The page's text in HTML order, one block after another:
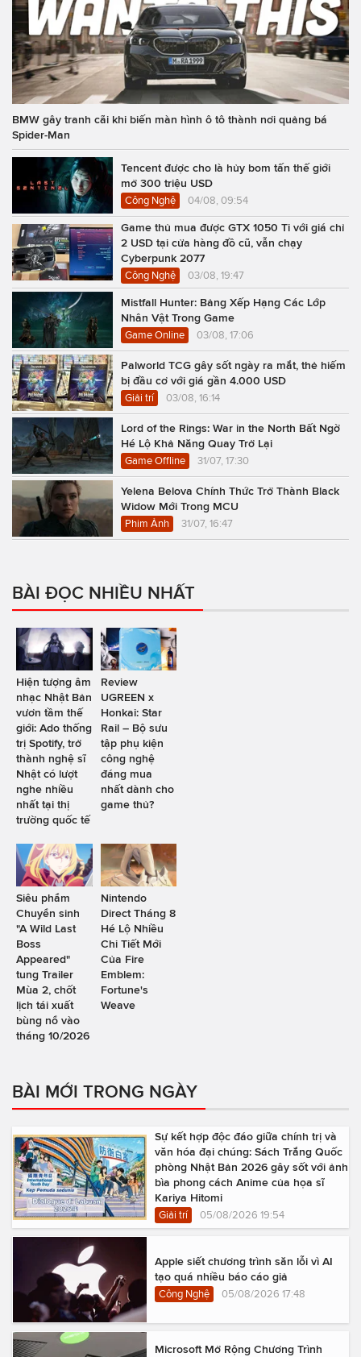
BMW gây tranh cãi khi biến màn hình ô tô thành nơi quảng bá
Spider-Man
Tencent được cho là hủy bom tấn thế giới
mở 300 triệu USD
Công Nghệ 04/08, 09:54
Game thủ mua được GTX 1050 Ti với giá chỉ
2 USD tại cửa hàng đồ cũ, vẫn chạy
Cyberpunk 2077
Công Nghệ 03/08, 19:47
Mistfall Hunter: Bảng Xếp Hạng Các Lớp
Nhân Vật Trong Game
Game Online 03/08, 17:06
Palworld TCG gây sốt ngày ra mắt, thẻ hiếm
bị đầu cơ với giá gần 4.000 USD
Giải trí 03/08, 16:14
Lord of the Rings: War in the North Bất Ngờ
Hé Lộ Khả Năng Quay Trở Lại
Game Offline 31/07, 17:30
Yelena Belova Chính Thức Trở Thành Black
Widow Mới Trong MCU
Phim Ảnh 31/07, 16:47
BÀI ĐỌC NHIỀU NHẤT
Hiện tượng âm
nhạc Nhật Bản
vươn tầm thế
giới: Ado thống
trị Spotify, trở
thành nghệ sĩ
Nhật có lượt
nghe nhiều
nhất tại thị
trường quốc tế
Review
UGREEN x
Honkai: Star
Rail – Bộ sưu
tập phụ kiện
công nghệ
đáng mua
nhất dành cho
game thủ?
Siêu phẩm
Chuyển sinh
"A Wild Last
Boss
Appeared"
tung Trailer
Mùa 2, chốt
lịch tái xuất
bùng nổ vào
tháng 10/2026
Nintendo
Direct Tháng 8
Hé Lộ Nhiều
Chi Tiết Mới
Của Fire
Emblem:
Fortune's
Weave
BÀI MỚI TRONG NGÀY
Sự kết hợp độc đáo giữa chính trị và
văn hóa đại chúng: Sách Trắng Quốc
phòng Nhật Bản 2026 gây sốt với ảnh
bìa phong cách Anime của họa sĩ
Kariya Hitomi
Giải trí 05/08/2026 19:54
Apple siết chương trình săn lỗi vì AI
tạo quá nhiều báo cáo giả
Công Nghệ 05/08/2026 17:48
Microsoft Mở Rộng Chương Trình